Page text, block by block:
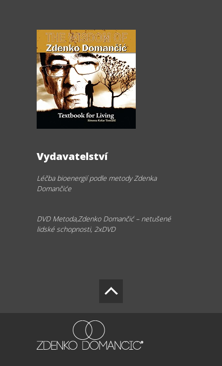
Vydavatelství
Léčba bioenergií podle metody Zdenka
Domančiće
DVD Metoda,Zdenko Domančić – netušené
lidské schopnosti, 2xDVD